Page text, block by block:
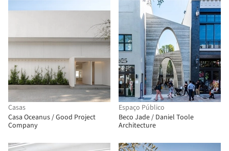
Casas
Casa Oceanus / Good Project
Company
Espaço Público
Beco Jade / Daniel Toole
Architecture